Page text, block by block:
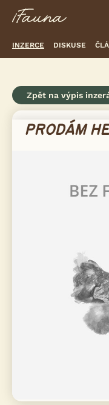
INZERCE DISKUSE
Zpět na výpis
PRODÁM